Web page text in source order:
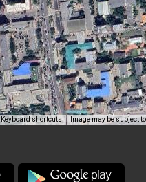
Keyboard shortcuts Image may be subject